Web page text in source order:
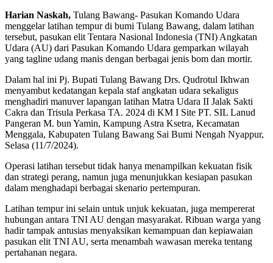
Harian Naskah, Tulang Bawang- Pasukan Komando Udara
menggelar latihan tempur di bumi Tulang Bawang, dalam latihan
tersebut, pasukan elit Tentara Nasional Indonesia (TNI) Angkatan
Udara (AU) dari Pasukan Komando Udara gemparkan wilayah
yang tagline udang manis dengan berbagai jenis bom dan mortir.
Dalam hal ini Pj. Bupati Tulang Bawang Drs. Qudrotul Ikhwan
menyambut kedatangan kepala staf angkatan udara sekaligus
menghadiri manuver lapangan latihan Matra Udara II Jalak Sakti
Cakra dan Trisula Perkasa TA. 2024 di KM I Site PT. SIL Lanud
Pangeran M. bun Yamin, Kampung Astra Ksetra, Kecamatan
Menggala, Kabupaten Tulang Bawang Sai Bumi Nengah Nyappur,
Selasa (11/7/2024).
Operasi latihan tersebut tidak hanya menampilkan kekuatan fisik
dan strategi perang, namun juga menunjukkan kesiapan pasukan
dalam menghadapi berbagai skenario pertempuran.
Latihan tempur ini selain untuk unjuk kekuatan, juga mempererat
hubungan antara TNI AU dengan masyarakat. Ribuan warga yang
hadir tampak antusias menyaksikan kemampuan dan kepiawaian
pasukan elit TNI AU, serta menambah wawasan mereka tentang
pertahanan negara.